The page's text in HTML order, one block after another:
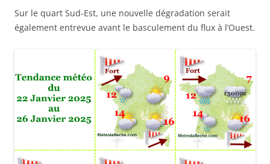
Sur le quart Sud-Est, une nouvelle dégradation serait
également entrevue avant le basculement du flux à l’Ouest.